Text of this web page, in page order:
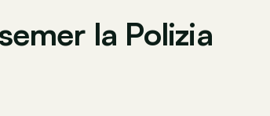
la Polizia